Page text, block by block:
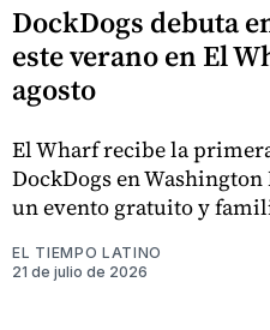
DockDogs debuta
este verano en El
agosto
El Wharf recibe la
DockDogs en Washington
un evento gratuito y
EL TIEMPO LATINO
21 de julio de 2026